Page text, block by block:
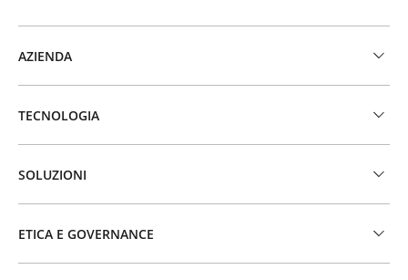
AZIENDA
TECNOLOGIA
SOLUZIONI
ETICA E GOVERNANCE